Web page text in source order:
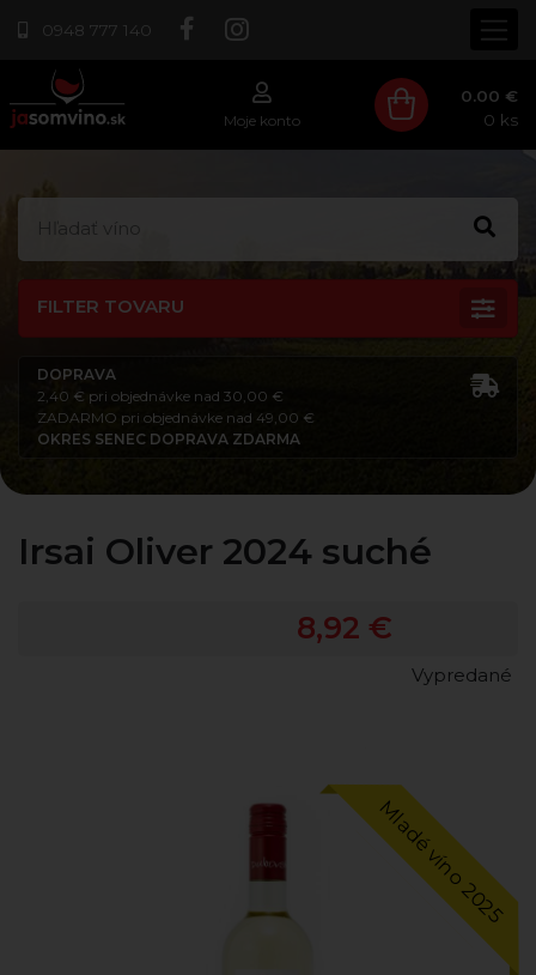
0948 777 140
Moje konto
0.00 €
0 ks
FILTER TOVARU
DOPRAVA
2,40 € pri objednávke nad 30,00 €
ZADARMO pri objednávke nad 49,00 €
OKRES SENEC DOPRAVA ZDARMA
Irsai Oliver 2024 suché
8,92 €
Vypredané
Mladé víno 2025